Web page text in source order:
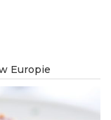
Europie